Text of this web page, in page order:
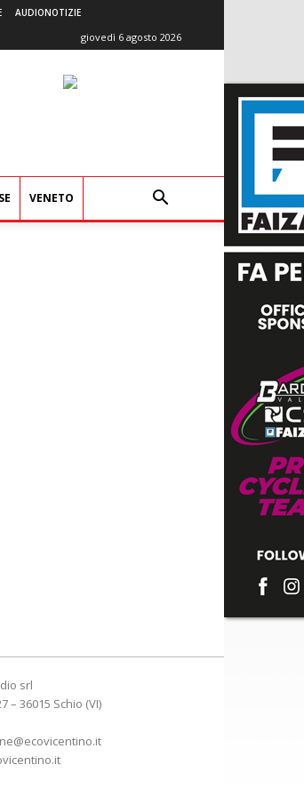
AUDIONOTIZIE
giovedì 6 agosto 2026
VENETO
srl
– 36015 Schio (VI)